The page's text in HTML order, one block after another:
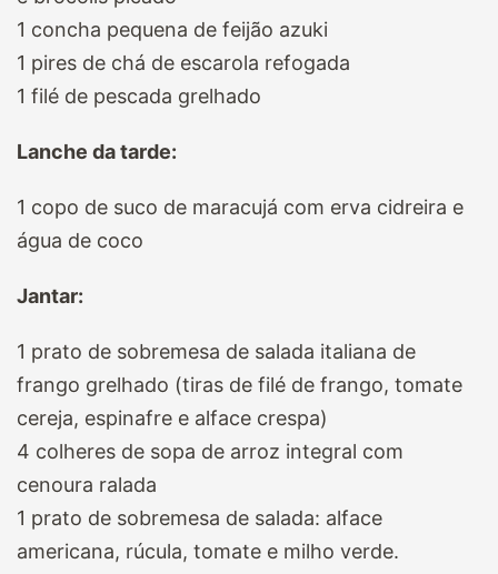
1 concha pequena de feijão azuki
1 pires de chá de escarola refogada
1 filé de pescada grelhado
Lanche da tarde:
1 copo de suco de maracujá com erva cidreira e
água de coco
Jantar:
1 prato de sobremesa de salada italiana de
frango grelhado (tiras de filé de frango, tomate
cereja, espinafre e alface crespa)
4 colheres de sopa de arroz integral com
cenoura ralada
1 prato de sobremesa de salada: alface
americana, rúcula, tomate e milho verde.